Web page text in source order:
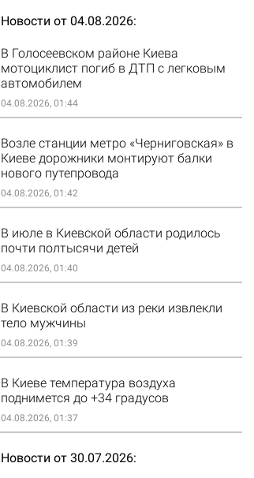
Новости от 04.08.2026
В Голосеевском районе Киева
мотоциклист погиб в ДТП с легковым
автомобилем
04.08.2026, 01:44
Возле станции метро «Черниговская» в
Киеве дорожники монтируют балки
нового путепровода
04.08.2026, 01:42
В июле в Киевской области родилось
почти полтысячи детей
04.08.2026, 01:40
В Киевской области из реки извлекли
тело мужчины
04.08.2026, 01:39
В Киеве температура воздуха
поднимется до +34 градусов
04.08.2026, 01:37
Новости от 30.07.2026